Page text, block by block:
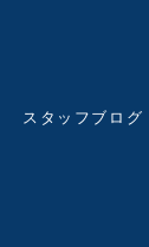
スタッフブログ